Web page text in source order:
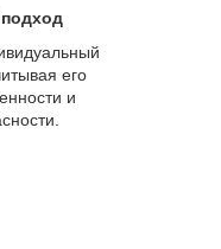
его
и